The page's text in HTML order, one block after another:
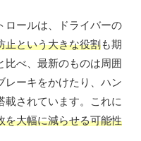
ロールは、ドライバーの
止という大きな役割も期
比べ、最新のものは周囲
レーキをかけたり、ハン
載されています。これに
を大幅に減らせる可能性